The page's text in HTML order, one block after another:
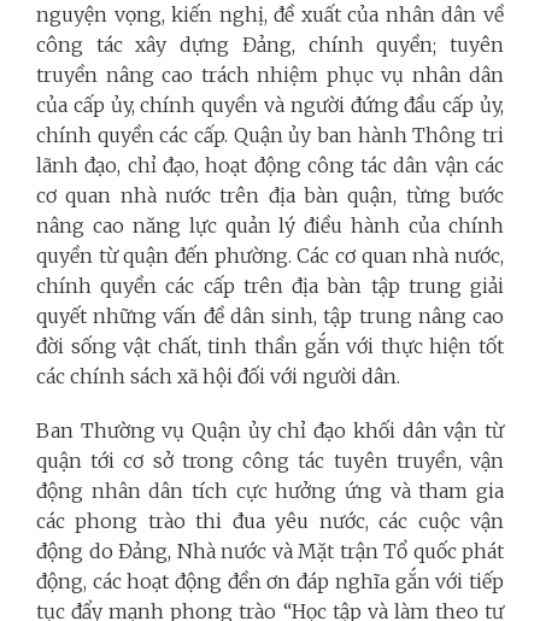
nguyện vọng, kiến nghị, đề xuất của nhân dân về
công tác xây dựng Đảng, chính quyền; tuyên
truyền nâng cao trách nhiệm phục vụ nhân dân
của cấp ủy, chính quyền và người đứng đầu cấp ủy,
chính quyền các cấp. Quận ủy ban hành Thông tri
lãnh đạo, chỉ đạo, hoạt động công tác dân vận các
cơ quan nhà nước trên địa bàn quận, từng bước
nâng cao năng lực quản lý điều hành của chính
quyền từ quận đến phường. Các cơ quan nhà nước,
chính quyền các cấp trên địa bàn tập trung giải
quyết những vấn đề dân sinh, tập trung nâng cao
đời sống vật chất, tinh thần gắn với thực hiện tốt
các chính sách xã hội đối với người dân.
Ban Thường vụ Quận ủy chỉ đạo khối dân vận từ
quận tới cơ sở trong công tác tuyên truyền, vận
động nhân dân tích cực hưởng ứng và tham gia
các phong trào thi đua yêu nước, các cuộc vận
động do Đảng, Nhà nước và Mặt trận Tổ quốc phát
động, các hoạt động đền ơn đáp nghĩa gắn với tiếp
tục đẩy mạnh phong trào “Học tập và làm theo tư